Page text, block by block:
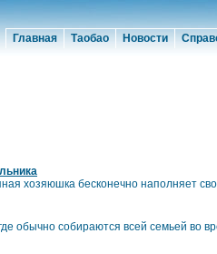
Главная Таобао Новости
хозяюшка бесконечно наполняет
обычно собираются всей семьей